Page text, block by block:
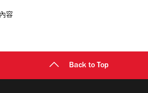
內容
Back to Top